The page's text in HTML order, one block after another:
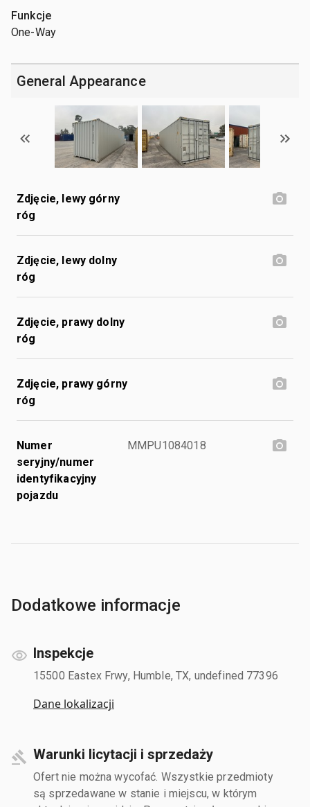
Funkcje
One-Way
General Appearance
Zdjęcie, lewy górny
róg
Zdjęcie, lewy dolny
róg
Zdjęcie, prawy dolny
róg
Zdjęcie, prawy górny
róg
Numer
seryjny/numer
identyfikacyjny
pojazdu
MMPU1084018
Dodatkowe informacje
Inspekcje
15500 Eastex Frwy, Humble, TX, undefined 77396
Dane lokalizacji
Warunki licytacji i sprzedaży
Ofert nie można wycofać. Wszystkie przedmioty
są sprzedawane w stanie i miejscu, w którym